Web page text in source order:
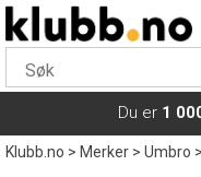
Du er 1
Klubb.no>Merker>Umbro